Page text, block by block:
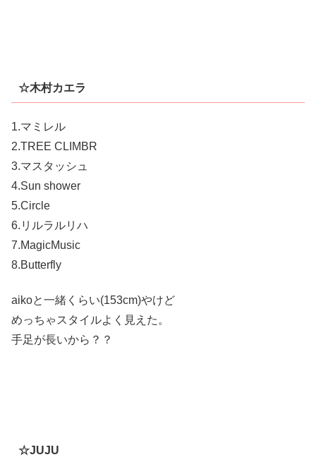
☆木村カエラ
1.マミレル
2.TREE CLIMBR
3.マスタッシュ
4.Sun shower
5.Circle
6.リルラルリハ
7.MagicMusic
8.Butterfly
aikoと一緒くらい(153cm)やけど
めっちゃスタイルよく見えた。
手足が長いから？？
☆JUJU